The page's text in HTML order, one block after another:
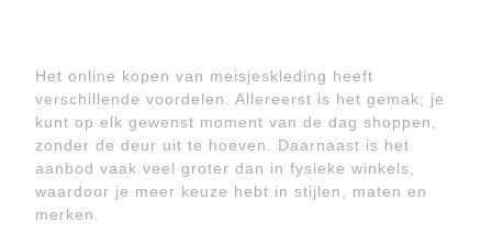
Het online kopen van meisjeskleding heeft
verschillende voordelen. Allereerst is het gemak; je
kunt op elk gewenst moment van de dag shoppen,
zonder de deur uit te hoeven. Daarnaast is het
aanbod vaak veel groter dan in fysieke winkels,
waardoor je meer keuze hebt in stijlen, maten en
merken.